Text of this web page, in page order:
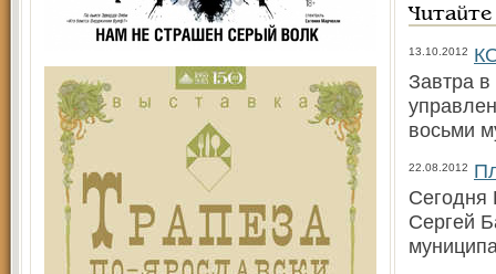
13.10.2012
Завтра
восьми
22.08.2012
Сегодня
Сергей